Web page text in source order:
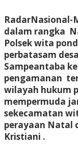
RadarNasional-
dalam rangka
Polsek wita
perbatasam
Sampeantaba
pengamanan
wilayah hukum
mempermuda
sekecamatan
perayaan Natal
Kristiani .